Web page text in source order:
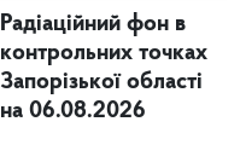
Радіаційний фон в
контрольних точках
Запорізької області
на 06.08.2026